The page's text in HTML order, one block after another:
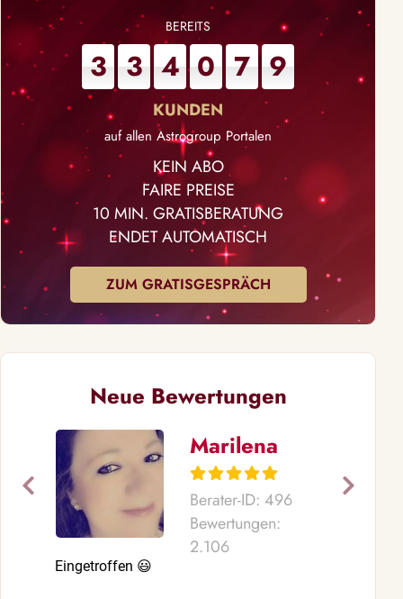
3 3 4 0 7 9
auf allen Astrogroup Portalen
KEIN ABO
FAIRE PREISE
10 MIN. GRATISBERATUNG
ENDET AUTOMATISCH
ZUM GRATISGESPRÄCH
Neue Bewertungen
Marilena
Berater-ID: 496
Bewertungen:
2.106
Eingetroffen 😃